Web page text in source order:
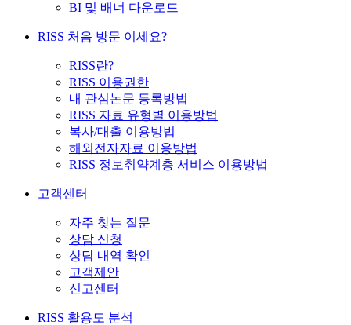
BI 및 배너 다운로드
RISS 처음 방문 이세요?
RISS란?
RISS 이용권한
내 관심논문 등록방법
RISS 자료 유형별 이용방법
복사/대출 이용방법
해외전자자료 이용방법
RISS 정보취약계층 서비스 이용방법
고객센터
자주 찾는 질문
상담 신청
상담 내역 확인
고객제안
신고센터
RISS 활용도 분석